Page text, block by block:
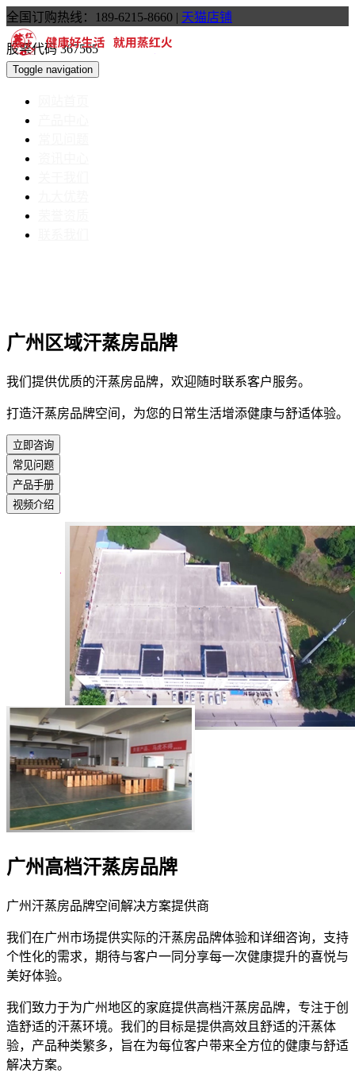
全国订购热线：189-6215-8660 | 天猫店铺
股票代码 367565
Toggle navigation
广州区域汗蒸房品牌
我们提供优质的汗蒸房品牌，欢迎随时联系客户服务。
打造汗蒸房品牌空间，为您的日常生活增添健康与舒适体验。
立即咨询
常见问题
产品手册
视频介绍
广州高档汗蒸房品牌
广州汗蒸房品牌空间解决方案提供商
我们在广州市场提供实际的汗蒸房品牌体验和详细咨询，支持
个性化的需求，期待与客户一同分享每一次健康提升的喜悦与
美好体验。
我们致力于为广州地区的家庭提供高档汗蒸房品牌，专注于创
造舒适的汗蒸环境。我们的目标是提供高效且舒适的汗蒸体
验，产品种类繁多，旨在为每位客户带来全方位的健康与舒适
解决方案。